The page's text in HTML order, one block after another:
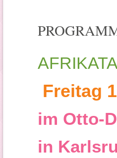
Freitag
im Otto-
in